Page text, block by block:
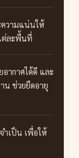
วามแน่นให้
ต่ละพื้นที่
ากาศได้ดี และ
น ช่วยยืดอายุ
ำเป็น เพื่อให้